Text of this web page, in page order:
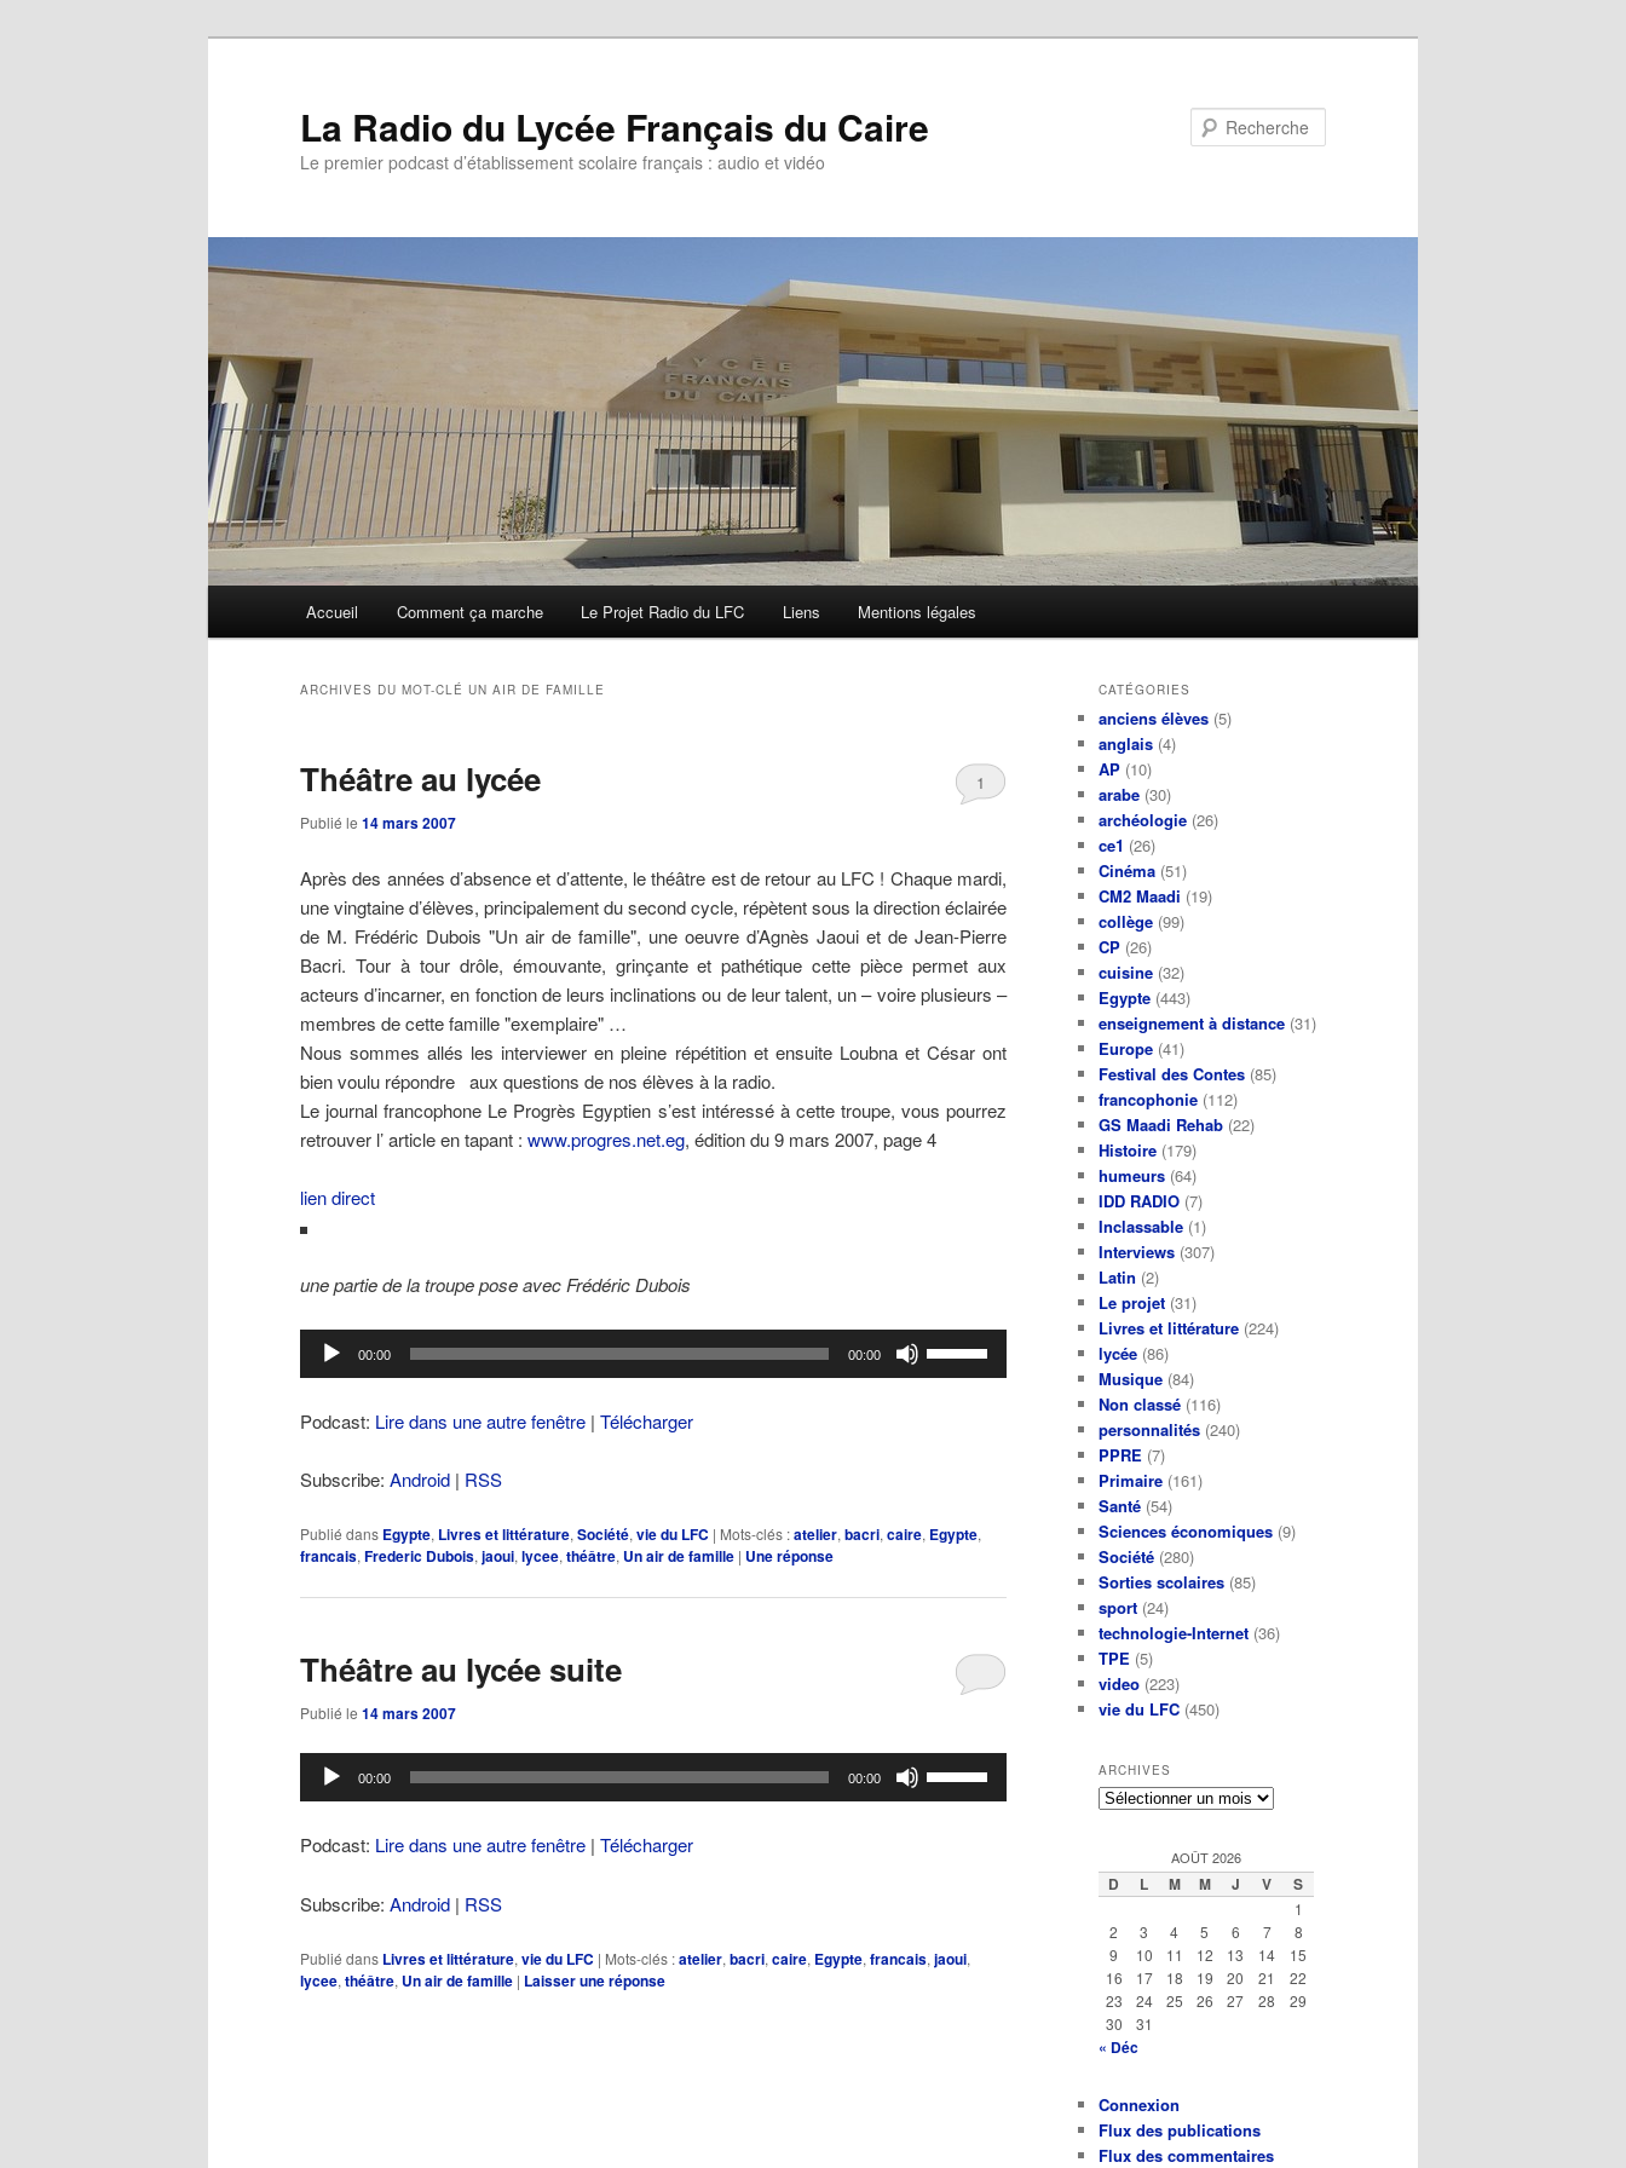
La Radio du Lycée Français du Caire
Le premier podcast d’établissement scolaire français : audio et vidéo
Aller
principal
Aller
secondaire
Accueil Comment ça marche Le Projet Radio du LFC Liens Mentions légales
ARCHIVES DU MOT-CLÉ UN AIR DE FAMILLE
Théâtre au lycée
Publié le 14 mars 2007
1
Après des années d’absence et d’attente, le théâtre est de retour au LFC ! Chaque mardi,
une vingtaine d’élèves, principalement du second cycle, répètent sous la direction éclairée
de M. Frédéric Dubois "Un air de famille", une oeuvre d’Agnès Jaoui et de Jean-Pierre
Bacri. Tour à tour drôle, émouvante, grinçante et pathétique cette pièce permet aux
acteurs d’incarner, en fonction de leurs inclinations ou de leur talent, un – voire plusieurs –
membres de cette famille "exemplaire" …
Nous sommes allés les interviewer en pleine répétition et ensuite Loubna et César ont
bien voulu répondre aux questions de nos élèves à la radio.
Le journal francophone Le Progrès Egyptien s’est intéressé à cette troupe, vous pourrez
retrouver l’ article en tapant : www.progres.net.eg, édition du 9 mars 2007, page 4
lien direct
une partie de la troupe pose avec Frédéric Dubois
Lecteur
audio
00:00 00:00
diminuer
volume.
Podcast: Lire dans une autre fenêtre | Télécharger
Subscribe: Android | RSS
Publié dans Egypte, Livres et littérature,Société,vie du LFC | Mots-clés :atelier,bacri,caire, Egypte,
francais,Frederic Dubois,jaoui,lycee,théâtre, Un air de famille | Uneréponse
Théâtre au lycée suite
Publié le 14 mars 2007
Lecteur
audio
00:00 00:00
diminuer
Podcast: Lire dans une autre fenêtre | Télécharger
Subscribe: Android | RSS
Publié dans Livres et littérature, vie du LFC | Mots-clés :atelier, bacri, caire, Egypte, francais, jaoui,
lycee, théâtre, Un air de famille | Laisser une réponse
CATÉGORIES
anciens élèves (5)
anglais (4)
AP (10)
arabe (30)
archéologie (26)
ce1 (26)
Cinéma (51)
CM2 Maadi (19)
collège (99)
CP (26)
cuisine (32)
Egypte (443)
enseignement à distance (31)
Europe (41)
Festival des Contes (85)
francophonie (112)
GS Maadi Rehab (22)
Histoire (179)
humeurs (64)
IDD RADIO (7)
Inclassable (1)
Interviews (307)
Latin (2)
Le projet (31)
Livres et littérature (224)
lycée (86)
Musique (84)
Non classé (116)
personnalités (240)
PPRE (7)
Primaire (161)
Santé (54)
Sciences économiques (9)
Société (280)
Sorties scolaires (85)
sport (24)
technologie-Internet (36)
TPE (5)
video (223)
vie du LFC (450)
ARCHIVES
Archives
AOÛT 2026
D L M M J V S
1
2
3 4 5 6 7
8
9
10 11 12 13 14
15
16
17 18 19 20 21
22
23
24 25 26 27 28
29
30
31
« Déc
Connexion
Flux des publications
Flux des commentaires